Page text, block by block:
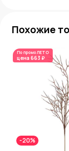
Похожие
По промоЛЕТО
цена 663 ₽
-20%